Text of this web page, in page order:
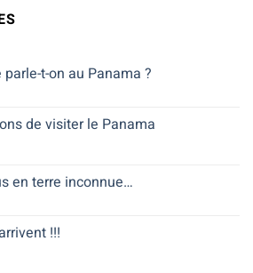
t-on au Panama ?
de visiter le Panama
en terre inconnue…
!!!